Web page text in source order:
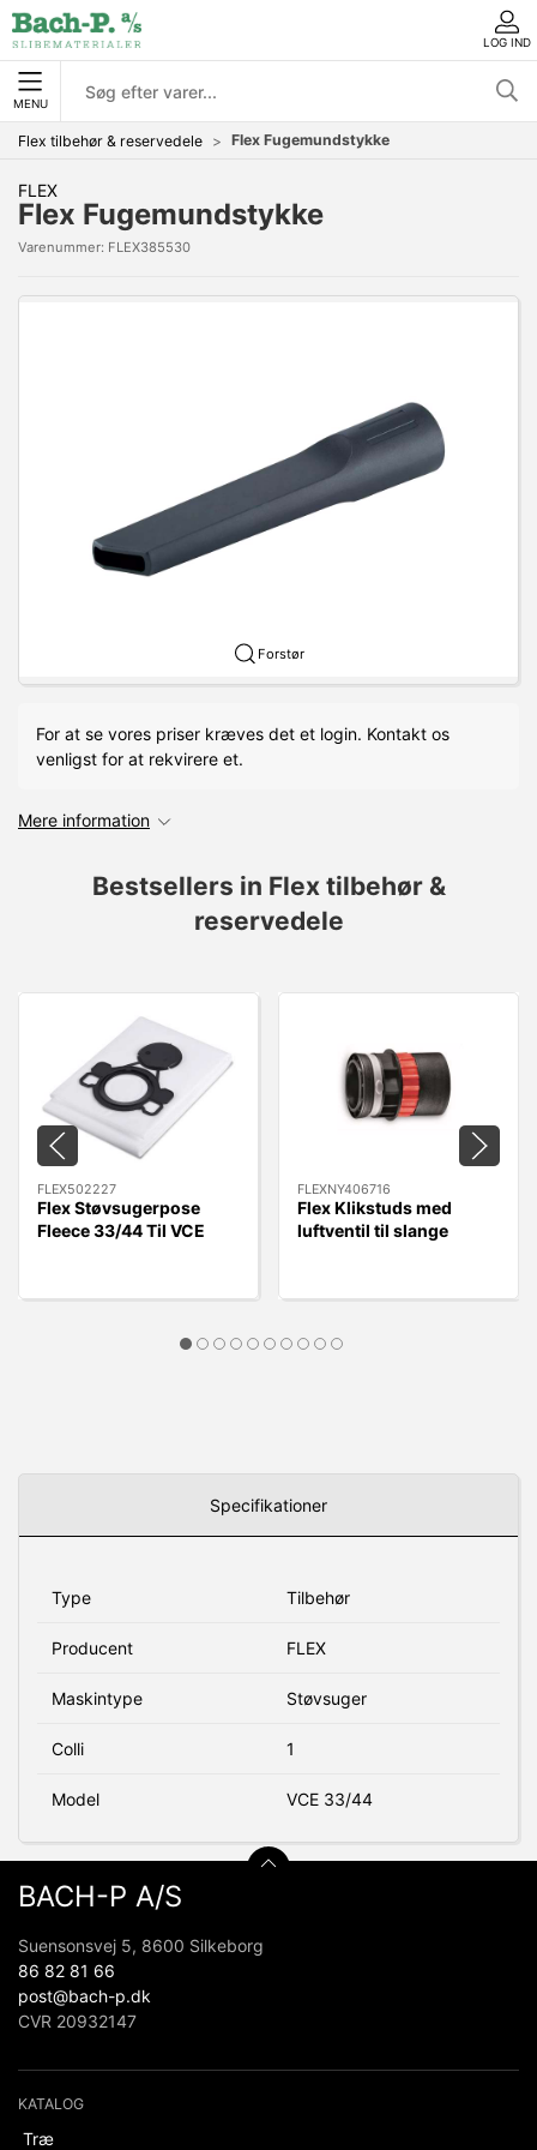
LOG IND
MENU
Flex tilbehør & reservedele Flex Fugemundstykke
FLEX
Flex Fugemundstykke
Varenummer: FLEX385530
Forstør
For at se vores priser kræves det et login. Kontakt os
venligst for at rekvirere et.
Mere information
Bestsellers in Flex tilbehør &
reservedele
FLEX502227
Flex Støvsugerpose
Fleece 33/44 Til VCE
FLEXNY406716
Flex Klikstuds med
luftventil til slange
Specifikationer
Type Tilbehør
Producent FLEX
Maskintype Støvsuger
Colli 1
Model VCE 33/44
BACH-P A/S
Suensonsvej 5, 8600 Silkeborg
86 82 81 66
post@bach-p.dk
CVR 20932147
KATALOG
Træ